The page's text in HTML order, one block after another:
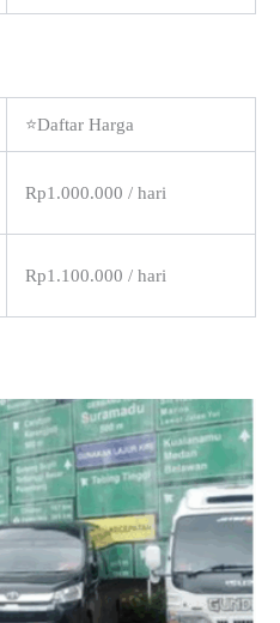
⭐Daftar Harga
Rp1.000.000 / hari
Rp1.100.000 / hari